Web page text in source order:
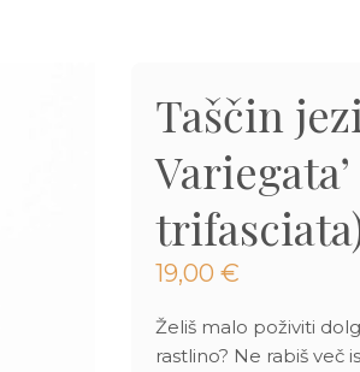
Taščin
19,00 €
Želiš malo poživiti
rastlino? Ne rabiš več